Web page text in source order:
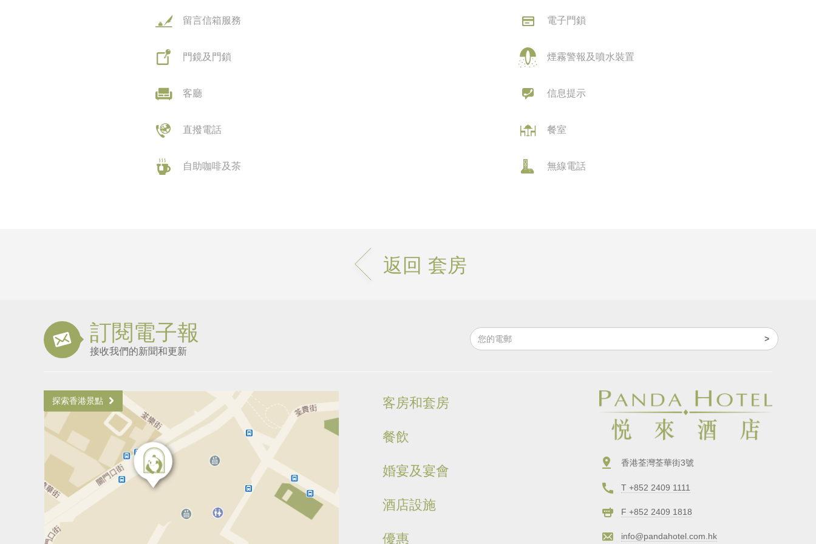
留言信箱服務 電子門鎖
門鏡及門鎖 煙霧警報及噴水裝置
客廳 信息提示
直撥電話 餐室
自助咖啡及茶 無線電話
返回 套房
訂閱電子報
接收我們的新聞和更新
探索香港景點
客房和套房
餐飲
婚宴及宴會
酒店設施
優惠
香港荃灣荃華街3號
T +852 2409 1111
F +852 2409 1818
info@pandahotel.com.hk